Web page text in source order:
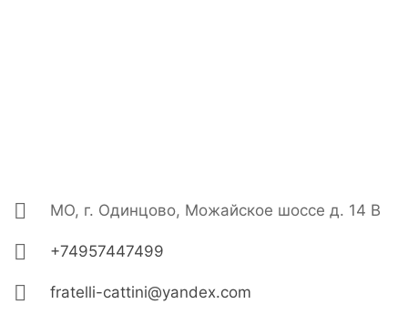
МО, г. Одинцово, Можайское шоссе д. 14 В
+74957447499
fratelli-cattini@yandex.com